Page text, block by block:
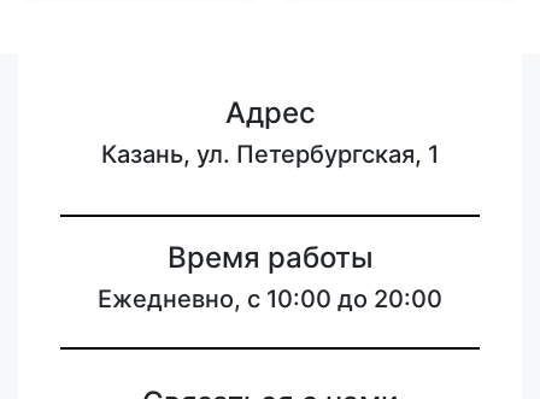
Адрес
Казань, ул. Петербургская, 1
Время работы
Ежедневно, с 10:00 до 20:00